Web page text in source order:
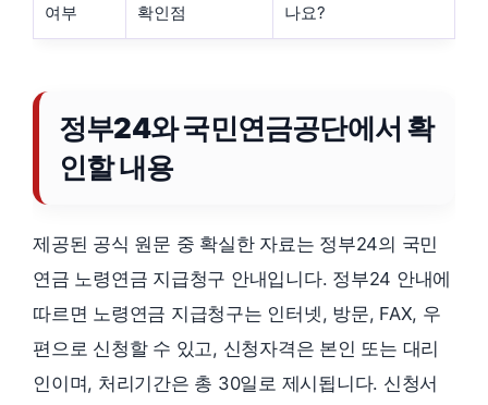
여부
확인점
나요?
정부24와 국민연금공단에서 확
인할 내용
제공된 공식 원문 중 확실한 자료는 정부24의 국민
연금 노령연금 지급청구 안내입니다. 정부24 안내에
따르면 노령연금 지급청구는 인터넷, 방문, FAX, 우
편으로 신청할 수 있고, 신청자격은 본인 또는 대리
인이며, 처리기간은 총 30일로 제시됩니다. 신청서